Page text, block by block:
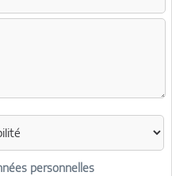
personnelles